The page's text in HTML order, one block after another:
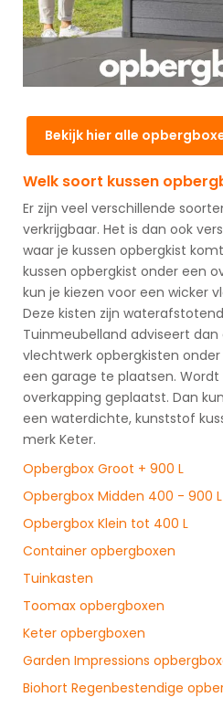
Bekijk hier alle
Welk soort kussen
Er zijn veel verschillende
verkrijgbaar. Het is dan ook
waar je kussen opbergkist
kussen opbergkist onder een
kun je kiezen voor een wicker
Deze kisten zijn
Tuinmeubelland adviseert
vlechtwerk opbergkisten
een garage te plaatsen.
overkapping geplaatst. Dan
een waterdichte, kunststof
merk Keter.
Opbergbox Groot + 900 L
Opbergbox Midden 400 - 900 L
Opbergbox Klein tot 400 L
Container opbergboxen
Tuinkasten
Toomax opbergboxen
Keter opbergboxen
Garden Impressions
Biohort Regenbestendige